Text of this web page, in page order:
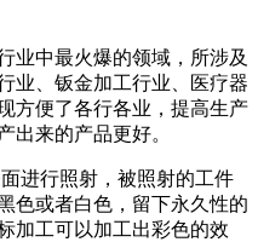
业中最火爆的领域，所涉及
业、钣金加工行业、医疗器
方便了各行各业，提高生产
出来的产品更好。
进行照射，被照射的工件
色或者白色，留下永久性的
加工可以加工出彩色的效